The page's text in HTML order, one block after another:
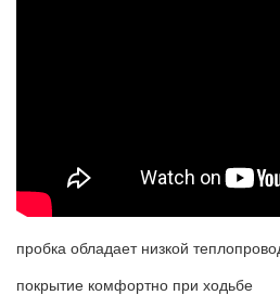
пробка обладает низкой
покрытие комфортно при ходьбе